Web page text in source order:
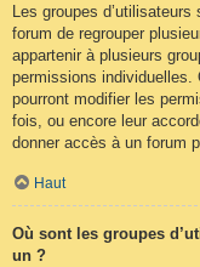
Les groupes
forum de regrouper
appartenir à plusieurs
permissions
pourront modifier les
fois, ou encore leur
donner accès à un forum
Haut
Où sont les groupes
un ?